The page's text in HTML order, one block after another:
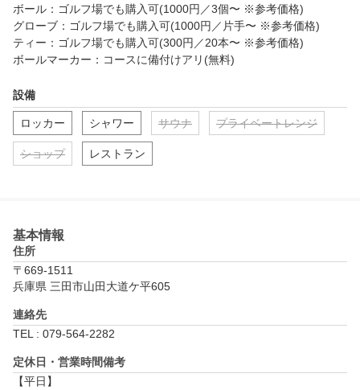
ボール：ゴルフ場でも購入可(1000円／3個〜 ※参考価格)
グローブ：ゴルフ場でも購入可(1000円／片手〜 ※参考価格)
ティー：ゴルフ場でも購入可(300円／20本〜 ※参考価格)
ボールマーカー：コースに備付けアリ(無料)
設備
ロッカー シャワー サウナ プライベートレンジ
ショップ レストラン
基本情報
住所
〒669-1511
兵庫県 三田市山田大道ケ平605
連絡先
TEL : 079-564-2282
定休日・営業時間備考
【平日】